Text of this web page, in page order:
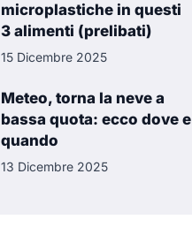
microplastiche in questi
3 alimenti (prelibati)
15 Dicembre 2025
Meteo, torna la neve a
bassa quota: ecco dove e
quando
13 Dicembre 2025